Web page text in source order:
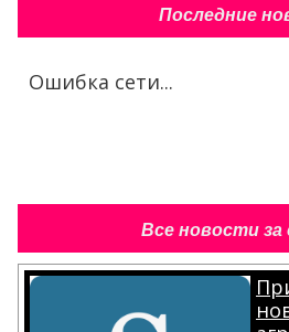
Последние
Ошибка сети...
Все новости за